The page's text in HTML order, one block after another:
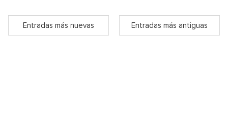
Entradas más nuevas Entradas más antiguas